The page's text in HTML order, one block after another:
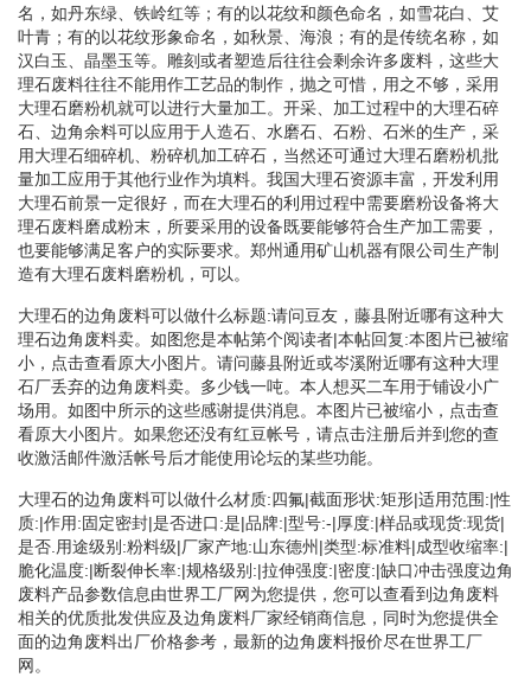
名，如丹东绿、铁岭红等；有的以花纹和颜色命名，如雪花白、艾
叶青；有的以花纹形象命名，如秋景、海浪；有的是传统名称，如
汉白玉、晶墨玉等。雕刻或者塑造后往往会剩余许多废料，这些大
理石废料往往不能用作工艺品的制作，抛之可惜，用之不够，采用
大理石磨粉机就可以进行大量加工。开采、加工过程中的大理石碎
石、边角余料可以应用于人造石、水磨石、石粉、石米的生产，采
用大理石细碎机、粉碎机加工碎石，当然还可通过大理石磨粉机批
量加工应用于其他行业作为填料。我国大理石资源丰富，开发利用
大理石前景一定很好，而在大理石的利用过程中需要磨粉设备将大
理石废料磨成粉末，所要采用的设备既要能够符合生产加工需要，
也要能够满足客户的实际要求。郑州通用矿山机器有限公司生产制
造有大理石废料磨粉机，可以。
大理石的边角废料可以做什么标题:请问豆友，藤县附近哪有这种大
理石边角废料卖。如图您是本帖第个阅读者|本帖回复:本图片已被缩
小，点击查看原大小图片。请问藤县附近或岑溪附近哪有这种大理
石厂丢弃的边角废料卖。多少钱一吨。本人想买二车用于铺设小广
场用。如图中所示的这些感谢提供消息。本图片已被缩小，点击查
看原大小图片。如果您还没有红豆帐号，请点击注册后并到您的查
收激活邮件激活帐号后才能使用论坛的某些功能。
大理石的边角废料可以做什么材质:四氟|截面形状:矩形|适用范围:|性
质:|作用:固定密封|是否进口:是|品牌:|型号:-|厚度:|样品或现货:现货|
是否.用途级别:粉料级|厂家产地:山东德州|类型:标准料|成型收缩率:|
脆化温度:|断裂伸长率:|规格级别:|拉伸强度:|密度:|缺口冲击强度边角
废料产品参数信息由世界工厂网为您提供，您可以查看到边角废料
相关的优质批发供应及边角废料厂家经销商信息，同时为您提供全
面的边角废料出厂价格参考，最新的边角废料报价尽在世界工厂
网。